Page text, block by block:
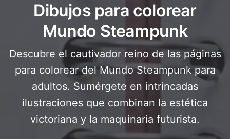
Dibujos para colorear
Mundo Steampunk
Descubre el cautivador reino de las páginas
para colorear del Mundo Steampunk para
adultos. Sumérgete en intrincadas
ilustraciones que combinan la estética
victoriana y la maquinaria futurista.